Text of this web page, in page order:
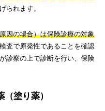
られます。
因の場合）は保険診療の対象
査で原発性であることを確認
診察の上で診断を行い、保険
塗り薬）